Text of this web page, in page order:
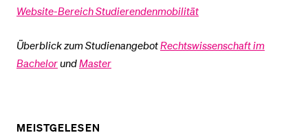
Website-Bereich Studierendenmobilität
Überblick zum StudienangebotRechtswissenschaft im
BachelorundMaster
MEISTGELESEN